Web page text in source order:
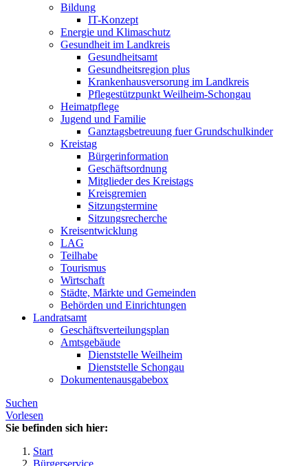
Bildung
IT-Konzept
Energie und Klimaschutz
Gesundheit im Landkreis
Gesundheitsamt
Gesundheitsregion plus
Krankenhausversorung im Landkreis
Pflegestützpunkt Weilheim-Schongau
Heimatpflege
Jugend und Familie
Ganztagsbetreuung fuer Grundschulkinder
Kreistag
Bürgerinformation
Geschäftsordnung
Mitglieder des Kreistags
Kreisgremien
Sitzungstermine
Sitzungsrecherche
Kreisentwicklung
LAG
Teilhabe
Tourismus
Wirtschaft
Städte, Märkte und Gemeinden
Behörden und Einrichtungen
Landratsamt
Geschäftsverteilungsplan
Amtsgebäude
Dienststelle Weilheim
Dienststelle Schongau
Dokumentenausgabebox
Suchen
Vorlesen
Sie befinden sich hier:
Start